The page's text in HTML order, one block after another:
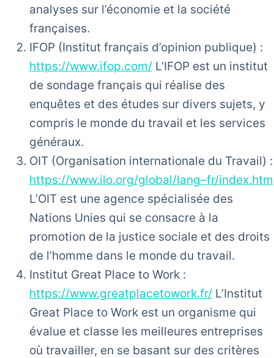
analyses sur l’économie et la société
françaises.
IFOP (Institut français d’opinion publique) :
https://www.ifop.com/L’IFOP est un institut
de sondage français qui réalise des
enquêtes et des études sur divers sujets, y
compris le monde du travail et les services
généraux.
OIT (Organisation internationale du Travail) :
https://www.ilo.org/global/lang–fr/index.htm
L’OIT est une agence spécialisée des
Nations Unies qui se consacre à la
promotion de la justice sociale et des droits
de l’homme dans le monde du travail.
Institut Great Place to Work :
https://www.greatplacetowork.fr/L’Institut
Great Place to Work est un organisme qui
évalue et classe les meilleures entreprises
où travailler, en se basant sur des critères